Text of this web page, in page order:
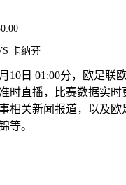
卡纳芬
10日 01:00分，欧足
时直播，比赛数据实
相关新闻报道，以及
等。